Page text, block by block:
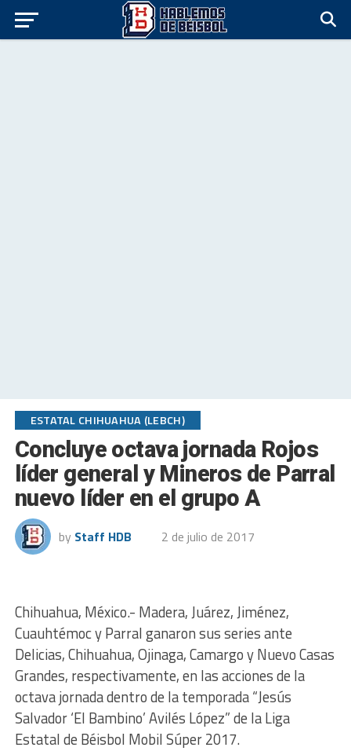
ESTATAL CHIHUAHUA (LEBCH)
Concluye octava jornada Rojos
líder general y Mineros de Parral
nuevo líder en el grupo A
by Staff HDB 2 de julio de 2017
Chihuahua, México.- Madera, Juárez, Jiménez,
Cuauhtémoc y Parral ganaron sus series ante
Delicias, Chihuahua, Ojinaga, Camargo y Nuevo Casas
Grandes, respectivamente, en las acciones de la
octava jornada dentro de la temporada “Jesús
Salvador ‘El Bambino’ Avilés López” de la Liga
Estatal de Béisbol Mobil Súper 2017.